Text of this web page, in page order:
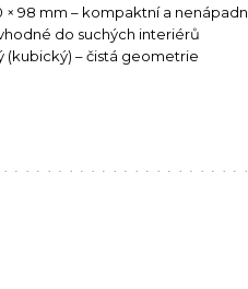
× 98 mm – kompaktní a
do suchých interiérů
(kubický) – čistá geometrie